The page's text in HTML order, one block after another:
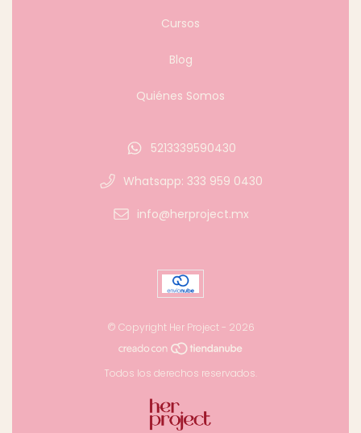
Cursos
Blog
Quiénes Somos
5213339590430
Whatsapp: 333 959 0430
info@herproject.mx
© Copyright Her Project - 2026
Todos los derechos reservados.